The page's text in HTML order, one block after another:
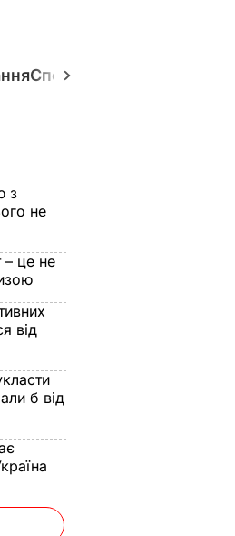
Спецпроєкти
з
не
– це не
від
б від